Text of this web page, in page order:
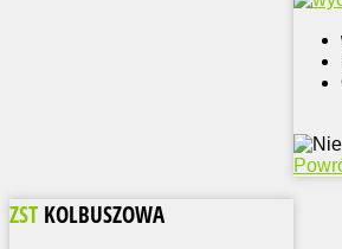
ZST KOLBUSZOWA